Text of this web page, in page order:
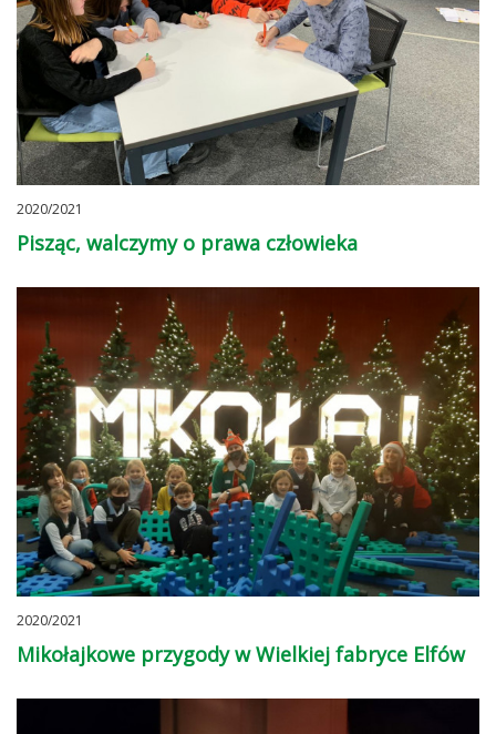
2020/2021
Pisząc, walczymy o prawa człowieka
2020/2021
Mikołajkowe przygody w Wielkiej fabryce Elfów